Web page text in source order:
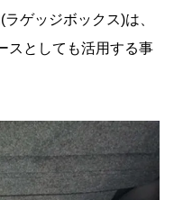
ゲッジボックス)は、
スとしても活用する事